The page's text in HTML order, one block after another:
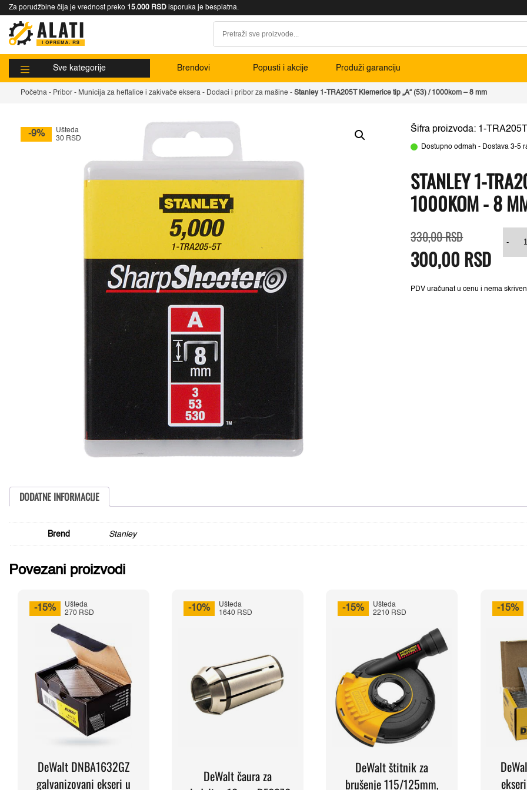
Za porudžbine čija je vrednost preko 15.000 RSD isporuka je besplatna.
Sve kategorije Brendovi Popusti i akcije Produži garanciju
Početna - Pribor - Municija za heftalice i zakivače eksera - Dodaci i pribor za mašine - Stanley 1-TRA205T Klemerice tip „A“ (53) / 1000kom – 8 mm
-9%
Ušteda
30 RSD
Šifra proizvoda: 1-TRA205T
Dostupno odmah - Dostava 3-5
STANLEY 1-
1000KOM - 8
330,00RSDcena
je
bila:
330,00 RSD.
300,00 RSD
cena
je:
300,00 RSD.
PDV uračunat u cenu i nema
-
DODATNE INFORMACIJE
Brend Stanley
Povezani proizvodi
-15%
Ušteda
270 RSD
DeWalt DNBA1632GZ
galvanizovani ekseri u
-10%
Ušteda
1640 RSD
DeWalt čaura za
-15%
Ušteda
2210 RSD
DeWalt štitnik za
brušenje 115/125mm,
-15%